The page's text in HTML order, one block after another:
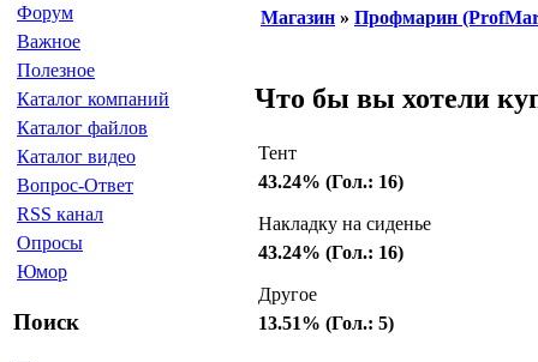
Форум
Важное
Полезное
Каталог компаний
Каталог файлов
Каталог видео
Вопрос-Ответ
RSS канал
Опросы
Юмор
Поиск
Магазин » Профмарин
Что бы вы хотели
Тент
43.24% (Гол.: 16)
Накладку на сиденье
43.24% (Гол.: 16)
Другое
13.51% (Гол.: 5)